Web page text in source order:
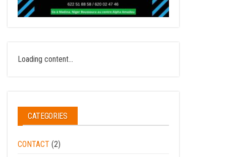
Loading content...
CATEGORIES
CONTACT (2)